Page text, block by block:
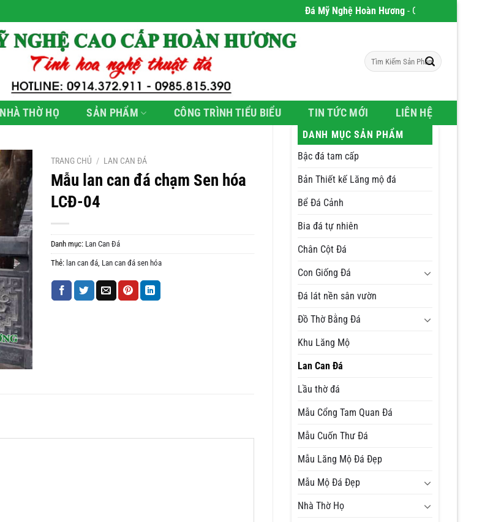
Đá Mỹ Nghệ Hoàn Hương- Chúng tôi chuyên phân
Tìm
kiếm:
NHÀ THỜ HỌ SẢN PHẨM CÔNG TRÌNH TIỂU BIỂU TIN TỨC MỚI LIÊN HỆ
DANH MỤC SẢN PHẨM
Bậc đá tam cấp
Bản Thiết kế Lăng mộ đá
Bể Đá Cảnh
Bia đá tự nhiên
Chân Cột Đá
Con Giống Đá
Đá lát nền sân vườn
Đồ Thờ Bằng Đá
Khu Lăng Mộ
Lan Can Đá
Lầu thờ đá
Mẫu Cổng Tam Quan Đá
Mẫu Cuốn Thư Đá
Mẫu Lăng Mộ Đá Đẹp
Mẫu Mộ Đá Đẹp
Nhà Thờ Họ
TRANG CHỦ / LAN CAN ĐÁ
Mẫu lan can đá chạm Sen hóa
LCĐ-04
Danh mục: Lan Can Đá
Thẻ: lan can đá, Lan can đá sen hóa